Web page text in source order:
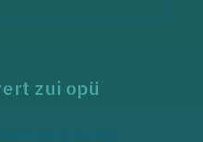
zui opü